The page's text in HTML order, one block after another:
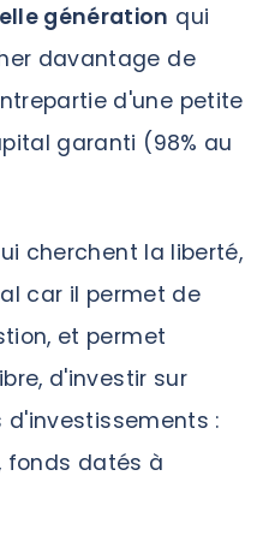
génération qui
davantage de
d'une petite
garanti (98% au
cherchent la liberté,
car il permet de
et permet
d'investir sur
d'investissements :
fonds datés à